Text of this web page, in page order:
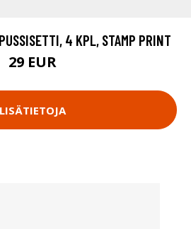
4 KPL, STAMP PRINT
29 EUR
LISÄTIETOJA